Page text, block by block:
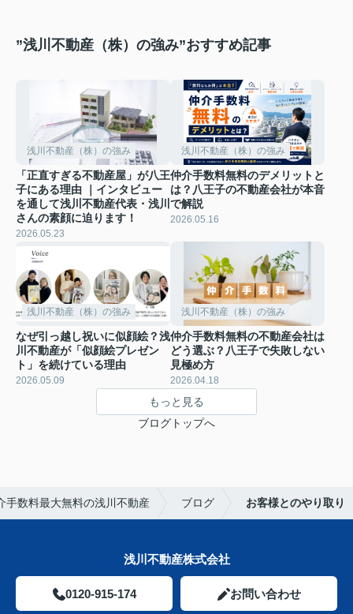
”浅川不動産（株）の強み”おすすめ記事
浅川不動産（株）の強み
「正直すぎる不動産屋」が八王
子にある理由 ｜インタビュー
を通して浅川不動産代表・浅川
さんの素顔に迫ります！
2026.05.23
浅川不動産（株）の強み
仲介手数料無料のデメリットと
は？八王子の不動産会社が本音
で解説
2026.05.16
浅川不動産（株）の強み
なぜ引っ越し祝いに似顔絵？浅
川不動産が「似顔絵プレゼン
ト」を続けている理由
2026.05.09
浅川不動産（株）の強み
仲介手数料無料の不動産会社は
どう選ぶ？八王子で失敗しない
見極め方
2026.04.18
もっと見る
ブログトップへ
手数料最大無料の浅川不動産 ブログ お客様とのやり取り
浅川不動産株式会社
0120-915-174 お問い合わせ